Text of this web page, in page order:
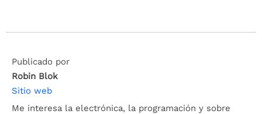
Publicado por
Robin Blok
Sitio web
Me interesa la electrónica, la programación y sobre